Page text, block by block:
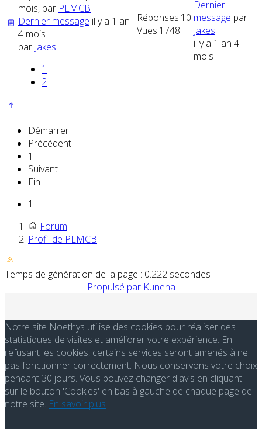
mois, par PLMCB
Dernier message il y a 1 an
4 mois
par Jakes
1
2
Réponses:10
Vues:1748
Dernier
message par
Jakes
il y a 1 an 4
mois
Démarrer
Précédent
1
Suivant
Fin
1
Forum
Profil de PLMCB
Temps de génération de la page : 0.222 secondes
Propulsé par Kunena
Notre site Noethys utilise des cookies pour réaliser des
statistiques de visites et améliorer votre expérience. En
refusant les cookies, certains services seront amenés à ne
pas fonctionner correctement. Nous conservons votre choix
pendant 30 jours. Vous pouvez changer d'avis en cliquant
sur le bouton 'Cookies' en bas à gauche de chaque page de
notre site. En savoir plus